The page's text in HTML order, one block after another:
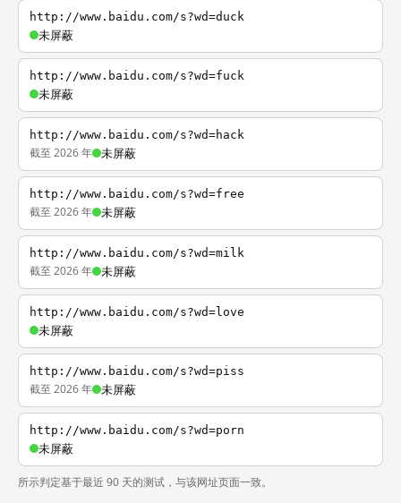
http://www.baidu.com/s?wd=duck
未屏蔽
http://www.baidu.com/s?wd=fuck
未屏蔽
http://www.baidu.com/s?wd=hack
截至 2026 年 未屏蔽
http://www.baidu.com/s?wd=free
截至 2026 年 未屏蔽
http://www.baidu.com/s?wd=milk
截至 2026 年 未屏蔽
http://www.baidu.com/s?wd=love
未屏蔽
http://www.baidu.com/s?wd=piss
截至 2026 年 未屏蔽
http://www.baidu.com/s?wd=porn
未屏蔽
所示判定基于最近 90 天的测试，与该网址页面一致。